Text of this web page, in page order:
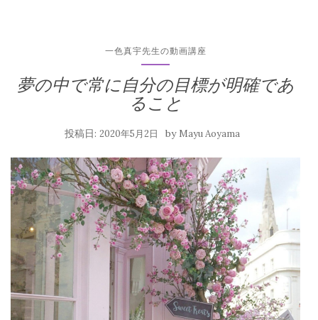
一色真宇先生の動画講座
夢の中で常に自分の目標が明確であ
ること
投稿日: 2020年5月2日 by Mayu Aoyama